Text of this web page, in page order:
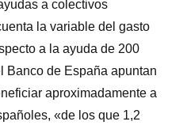
a colectivos
la variable del gasto
a la ayuda de 200
Banco de España apuntan
aproximadamente a
«de los que 1,2